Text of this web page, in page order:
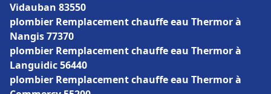
Vidauban 83550
plombier Remplacement chauffe eau Thermor à
Nangis 77370
plombier Remplacement chauffe eau Thermor à
Languidic 56440
plombier Remplacement chauffe eau Thermor à